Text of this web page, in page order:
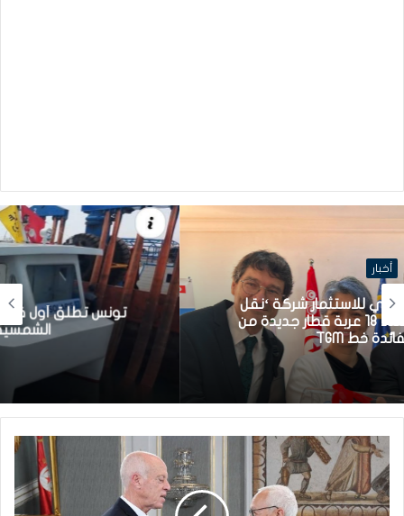
تونس تطلق أول قارب صيد كهربائي يعمل بالطاقة
الشمسية في المتوسط